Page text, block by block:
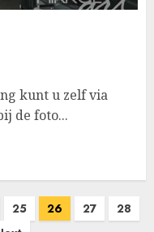
kunt u zelf via
de foto...
25 26 27
28